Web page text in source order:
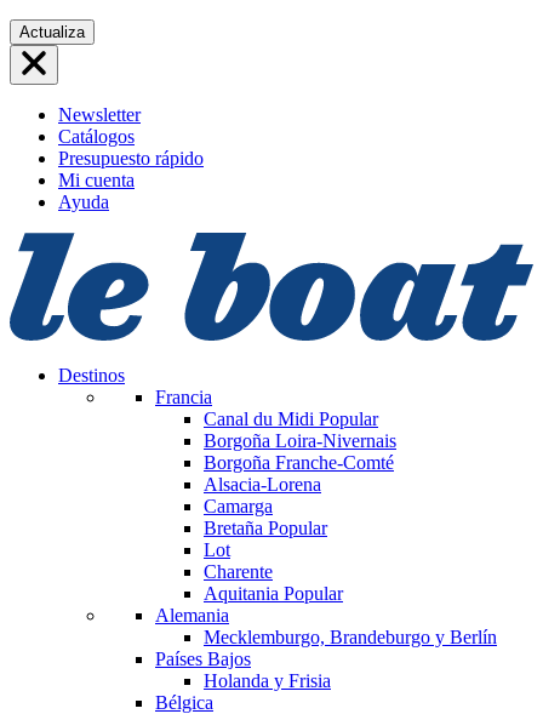
Saltar
al
contenido
Actualiza
Newsletter
Catálogos
Presupuesto rápido
Mi cuenta
Ayuda
Destinos
Francia
Canal du Midi Popular
Borgoña Loira-Nivernais
Borgoña Franche-Comté
Alsacia-Lorena
Camarga
Bretaña Popular
Lot
Charente
Aquitania Popular
Alemania
Mecklemburgo, Brandeburgo y Berlín
Países Bajos
Holanda y Frisia
Bélgica